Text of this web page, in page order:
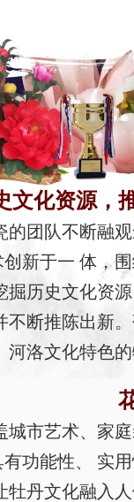
文化资源，
团队不断融观
新于一 体，
掘历史文化资
不断推陈出新
河洛文化特色的
城市艺术、家
功能性、 实
牡丹文化融入人